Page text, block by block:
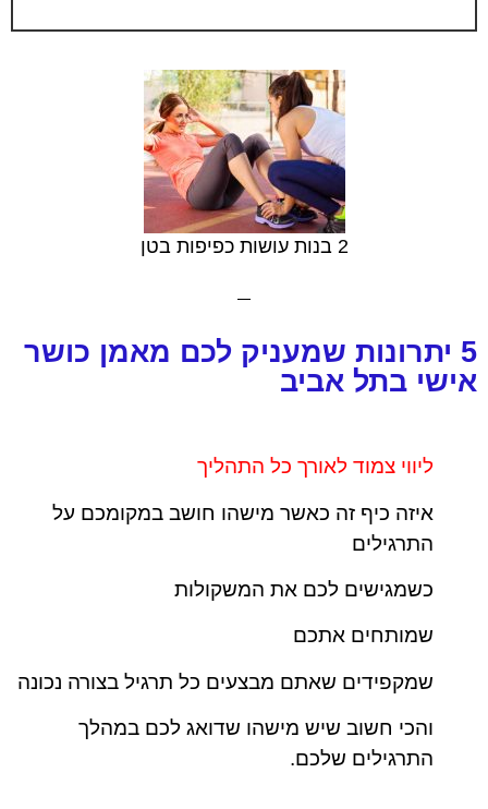
2 בנות עושות כפיפות בטן
5 יתרונות שמעניק לכם מאמן כושר
אישי בתל אביב
ליווי צמוד לאורך כל התהליך
איזה כיף זה כאשר מישהו חושב במקומכם על
התרגילים
כשמגישים לכם את המשקולות
שמותחים אתכם
שמקפידים שאתם מבצעים כל תרגיל בצורה נכונה
והכי חשוב שיש מישהו שדואג לכם במהלך
התרגילים שלכם.